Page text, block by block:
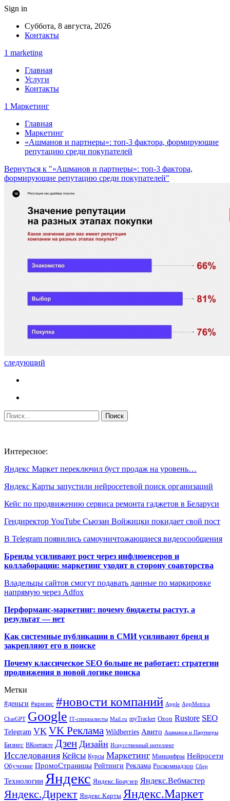
Sign in
Суббота, 8 августа, 2026
Контакты
1 marketing
Главная
Услуги
Контакты
1 Маркетинг
Главная
Маркетинг
«Ашманов и партнеры»: топ-3 фактора, формирующие
репутацию среди покупателей
Вернуться к "«Ашманов и партнеры»: топ-3 фактора,
формирующие репутацию среди покупателей"
следующий
Интересное:
Яндекс Маркет переключил буст продаж на уровень…
Яндекс Карты запустили нейросетевой поиск организаций
Кейс по продвижению сервиса ремонта гаджетов в Беларуси
Гендиректор YouTube Сьюзан Войжицки покидает свой пост
В Telegram появились самоуничтожающиеся видеосообщения
Бренды усиливают рост через инфлюенсеров и
коллаборации: маркетинг уходит в сторону соавторства
Владельцы сайтов смогут подавать данные по маркировке
напрямую через Adfox
Перформанс-маркетинг: почему бюджеты растут, а
результат — нет
Как системные публикации в СМИ усиливают бренд и
закрепляют его в поиске
Почему классическое SEO больше не работает: стратегии
продвижения в новой логике поиска
Метки
#деньги #кризис #новости компаний Apple AppMetrica
ChatGPT Google IT-специалисты Mail.ru myTracker Ozon Rustore SEO
Telegram VK VK Реклама Wildberries Авито Ашманов и Партнеры
Бизнес ВКонтакте Дзен Дизайн Искусственный интеллект
Исследования Кейсы Курсы Маркетинг Минцифры Нейросети
Обучение ПромоСтраницы Рейтинги Реклама Роскомнадзор Сбер
Технологии Яндекс Яндекс.Браузер Яндекс.Вебмастер
Яндекс.Директ Яндекс.Карты Яндекс.Маркет